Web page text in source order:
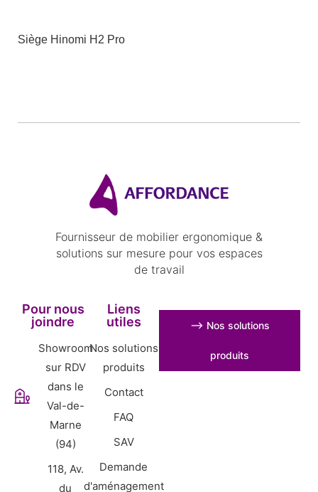
Siège Hinomi H2 Pro
Fournisseur de mobilier ergonomique &
solutions sur mesure pour vos espaces
de travail
Pour nous
joindre
Showroom
sur RDV
dans le
Val-de-
Marne
(94)
118, Av.
du
Liens
utiles
Nos solutions
produits
Contact
FAQ
SAV
Demande
d'aménagement
⟶ Nos solutions
produits